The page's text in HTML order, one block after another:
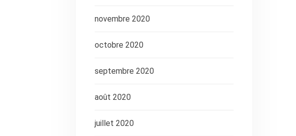
novembre 2020
octobre 2020
septembre 2020
août 2020
juillet 2020